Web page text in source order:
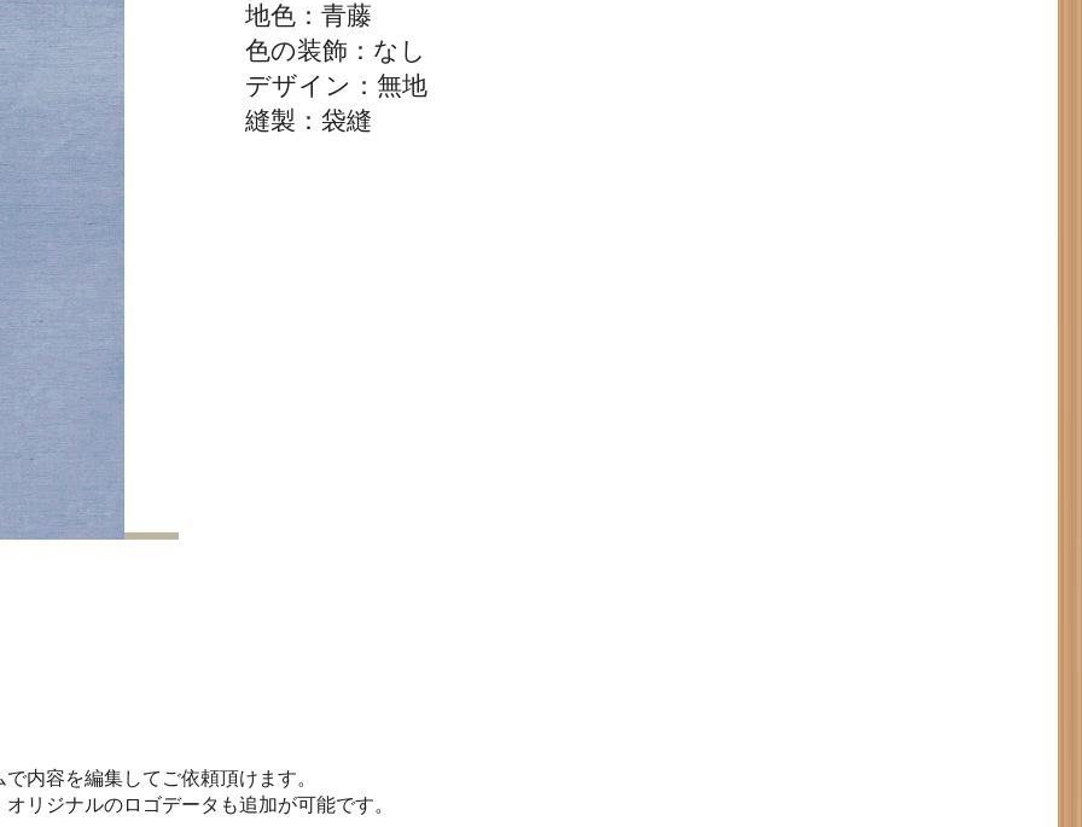
地色：青藤
色の装飾：なし
デザイン：無地
縫製：袋縫
内容を編集してご依頼頂けます。
リジナルのロゴデータも追加が可能です。